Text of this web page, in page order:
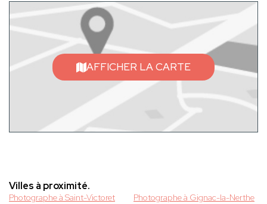
AFFICHER LA CARTE
Villes à proximité.
Photographe à Saint-Victoret
Photographe à Gignac-la-Nerthe